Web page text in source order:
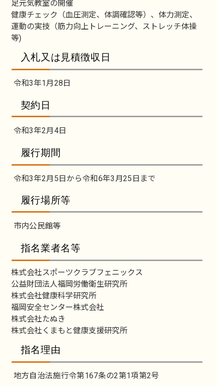
足元気教室の開催
健康チェック（血圧測定、体調確認等）、体力測定、
運動の実技（筋力向上トレーニング、ストレッチ体操
等)
入札又は見積徴収日
令和3年1月28日
契約日
令和3年2月4日
履行期間
令和3年2月5日から令和6年3月25日まで
履行場所等
市内公民館等
指名業者名等
株式会社スポーツクラブフェニックス
公益財団法人福岡労働衛生研究所
株式会社健康科学研究所
福岡安全センター株式会社
株式会社たぬき
株式会社くまもと健康支援研究所
指名理由
地方自治法施行令第167条の2第1項第2号